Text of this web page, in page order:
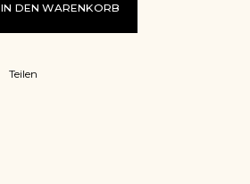
IN DEN WARENKORB
Teilen